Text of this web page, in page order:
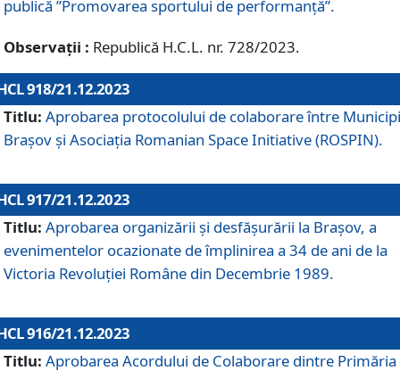
publică ”Promovarea sportului de performanță”.
Observații : Republică H.C.L. nr. 728/2023.
918/21.12.2023
Titlu: Aprobarea protocolului de colaborare între
Brașov și Asociația Romanian Space Initiative (ROSPIN).
917/21.12.2023
Titlu: Aprobarea organizării şi desfăşurării la Braşov, a
evenimentelor ocazionate de împlinirea a 34 de ani de la
Victoria Revoluţiei Române din Decembrie 1989.
916/21.12.2023
Titlu: Aprobarea Acordului de Colaborare dintre Primăria